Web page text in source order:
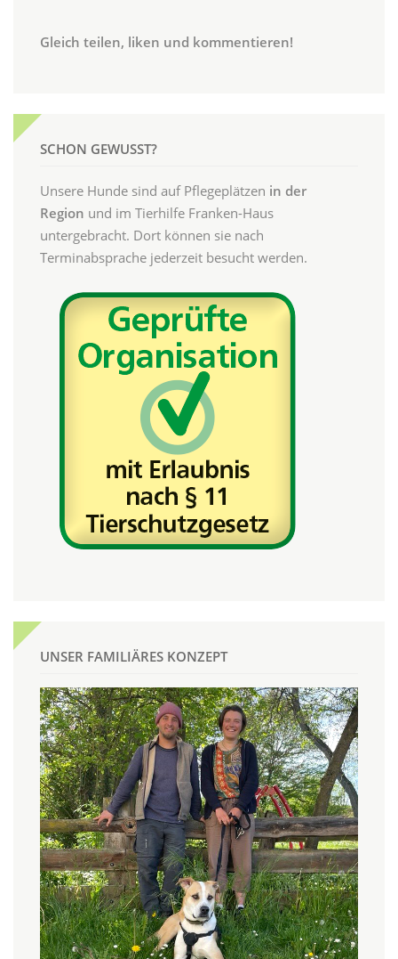
Gleich teilen, liken und kommentieren!
SCHON GEWUSST?
Unsere Hunde sind auf Pflegeplätzen in der
Region und im Tierhilfe Franken-Haus
untergebracht. Dort können sie nach
Terminabsprache jederzeit besucht werden.
UNSER FAMILIÄRES KONZEPT